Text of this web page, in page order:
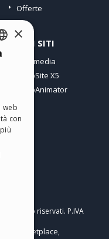
Offerte
ALTRI SITI
Incomedia
WebSite X5
WebAnimator
sono riservati. P.IVA
/ Marketplace,
×
web
con